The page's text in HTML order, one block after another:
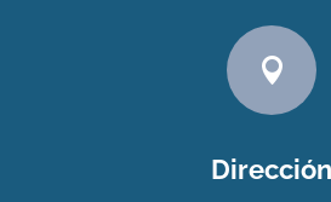

Dirección